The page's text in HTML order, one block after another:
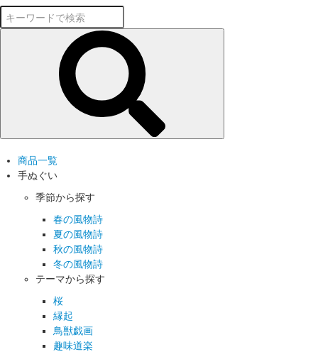
商品一覧
手ぬぐい
季節から探す
春の風物詩
夏の風物詩
秋の風物詩
冬の風物詩
テーマから探す
桜
縁起
鳥獣戯画
趣味道楽